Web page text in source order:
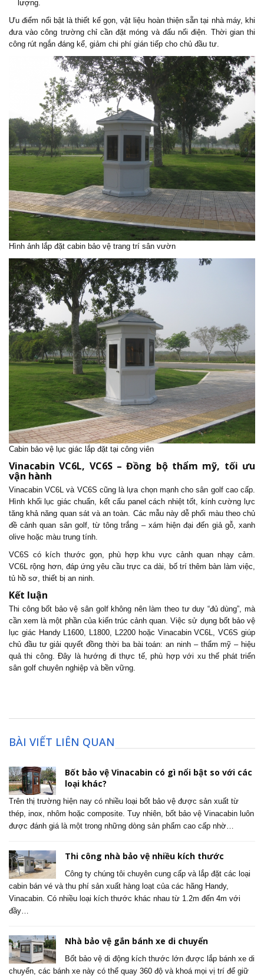
lượng.
Ưu điểm nổi bật là thiết kế gọn, vật liệu hoàn thiện sẵn tại nhà máy, khi
đưa vào công trường chỉ cần đặt móng và đấu nối điện. Thời gian thi
công rút ngắn đáng kể, giảm chi phí gián tiếp cho chủ đầu tư.
Hình ảnh lắp đặt cabin bảo vệ trang trí sân vườn
Cabin bảo vệ lục giác lắp đặt tại công viên
Vinacabin VC6L, VC6S – Đồng bộ thẩm mỹ, tối ưu
vận hành
Vinacabin VC6L và VC6S cũng là lựa chọn mạnh cho sân golf cao cấp.
Hình khối lục giác chuẩn, kết cấu panel cách nhiệt tốt, kính cường lực
tăng khả năng quan sát và an toàn. Các mẫu này dễ phối màu theo chủ
đề cảnh quan sân golf, từ tông trắng – xám hiện đại đến giả gỗ, xanh
olive hoặc màu trung tính.
VC6S có kích thước gọn, phù hợp khu vực cảnh quan nhạy cảm.
VC6L rộng hơn, đáp ứng yêu cầu trực ca dài, bố trí thêm bàn làm việc,
tủ hồ sơ, thiết bị an ninh.
Kết luận
Thi công bốt bảo vệ sân golf không nên làm theo tư duy “đủ dùng”, mà
cần xem là một phần của kiến trúc cảnh quan. Việc sử dụng bốt bảo vệ
lục giác Handy L1600, L1800, L2200 hoặc Vinacabin VC6L, VC6S giúp
chủ đầu tư giải quyết đồng thời ba bài toán: an ninh – thẩm mỹ – hiệu
quả thi công. Đây là hướng đi thực tế, phù hợp với xu thế phát triển
sân golf chuyên nghiệp và bền vững.
BÀI VIẾT LIÊN QUAN
Bốt bảo vệ Vinacabin có gì nổi bật so với các
loại khác?
Trên thị trường hiện nay có nhiều loại bốt bảo vệ được sản xuất từ
thép, inox, nhôm hoặc composite. Tuy nhiên, bốt bảo vệ Vinacabin luôn
được đánh giá là một trong những dòng sản phẩm cao cấp nhờ…
Thi công nhà bảo vệ nhiều kích thước
Công ty chúng tôi chuyên cung cấp và lắp đặt các loại
cabin bán vé và thu phí sản xuất hàng loạt của các hãng Handy,
Vinacabin. Có nhiều loại kích thước khác nhau từ 1.2m đến 4m với
đầy…
Nhà bảo vệ gắn bánh xe di chuyển
Bốt bảo vệ di động kích thước lớn được lắp bánh xe di
chuyển, các bánh xe này có thể quay 360 độ và khoá mọi vị trí để giữ